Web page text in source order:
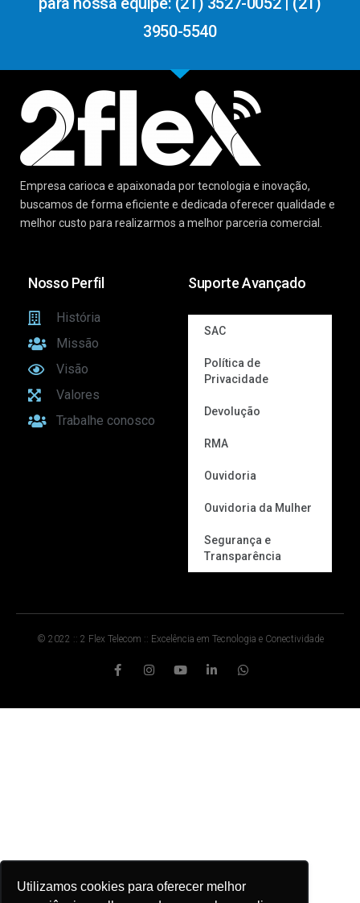
Utilizamos cookies para oferecer melhor
3950-5540
Empresa carioca e apaixonada por tecnologia e inovação,
buscamos de forma eficiente e dedicada oferecer qualidade e
melhor custo para realizarmos a melhor parceria comercial.
Nosso Perfil
História
Missão
Visão
Valores
Trabalhe conosco
Suporte Avançado
SAC
Política de
Privacidade
Devolução
RMA
Ouvidoria
Ouvidoria da Mulher
Segurança e
Transparência
© 2022 :: 2 Flex Telecom :: Excelência em Tecnologia e Conectividade